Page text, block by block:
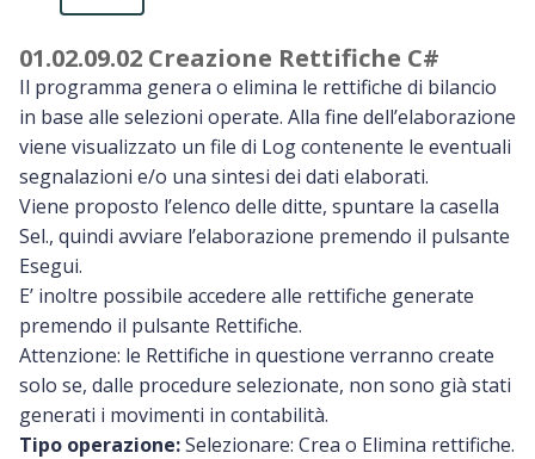
01.02.09.02 Creazione Rettifiche C#
Il programma genera o elimina le rettifiche di bilancio
in base alle selezioni operate. Alla fine dell’elaborazione
viene visualizzato un file di Log contenente le eventuali
segnalazioni e/o una sintesi dei dati elaborati.
Viene proposto l’elenco delle ditte, spuntare la casella
Sel., quindi avviare l’elaborazione premendo il pulsante
Esegui.
E’ inoltre possibile accedere alle rettifiche generate
premendo il pulsante Rettifiche.
Attenzione: le Rettifiche in questione verranno create
solo se, dalle procedure selezionate, non sono già stati
generati i movimenti in contabilità.
Tipo operazione:Selezionare: Crea o Elimina rettifiche.